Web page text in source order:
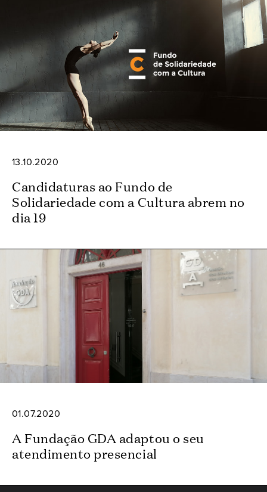
13.10.2020
Candidaturas ao Fundo de
Solidariedade com a Cultura abrem no
dia 19
01.07.2020
A Fundação GDA adaptou o seu
atendimento presencial